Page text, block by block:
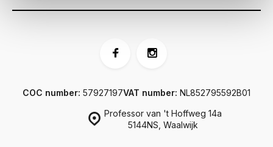
Professor van 't Hoffweg 14a
5144NS, Waalwijk
COC number: 57927197VAT number: NL852795592B01